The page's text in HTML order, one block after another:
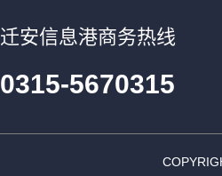
迁安信息港商务热线
0315-5670315